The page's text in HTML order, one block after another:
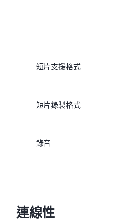
短片支援格式
短片錄製格式
錄音
連線性